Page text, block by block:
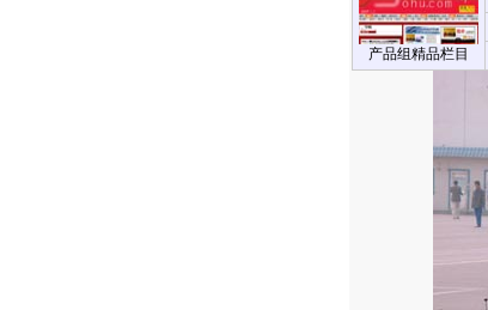
产品组精品栏目